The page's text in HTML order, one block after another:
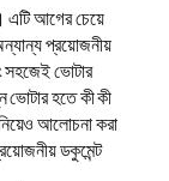
এটি আগের চেয়ে
প্রয়োজনীয়
ভোটার
হতে কী কী
আলোচনা করা
ডকুমেন্ট